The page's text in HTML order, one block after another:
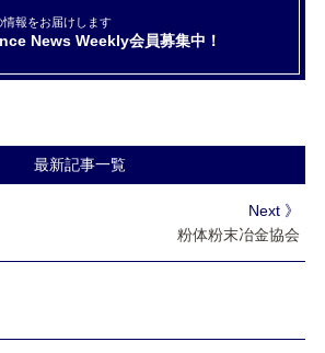
情報をお届けします
News Weekly会員募集中！
最新記事一覧
Next 》
粉体粉末冶金協会